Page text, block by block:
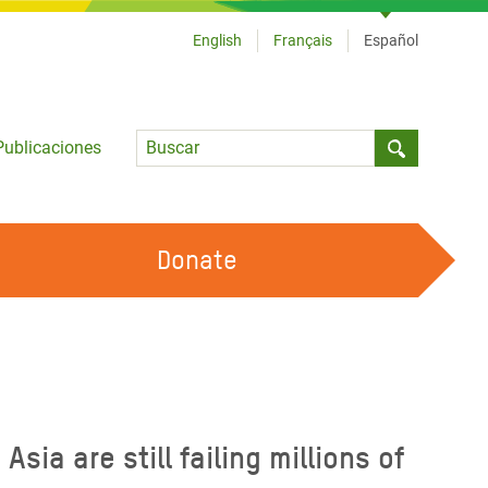
Language
English Français Español
Donate
Asia are still failing millions of